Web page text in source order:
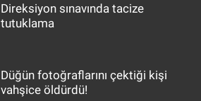
Direksiyon sınavında tacize
tutuklama
Düğün fotoğraflarını çektiği kişi
vahşice öldürdü!